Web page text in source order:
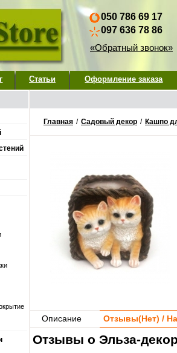
050 786 69 17
097 636 78 86
«Обратный звонок»
Статьи Оформление заказа
Главная / Садовый декор / Кашпо
Описание Отзывы(Нет) /
Отзывы о Эльза-